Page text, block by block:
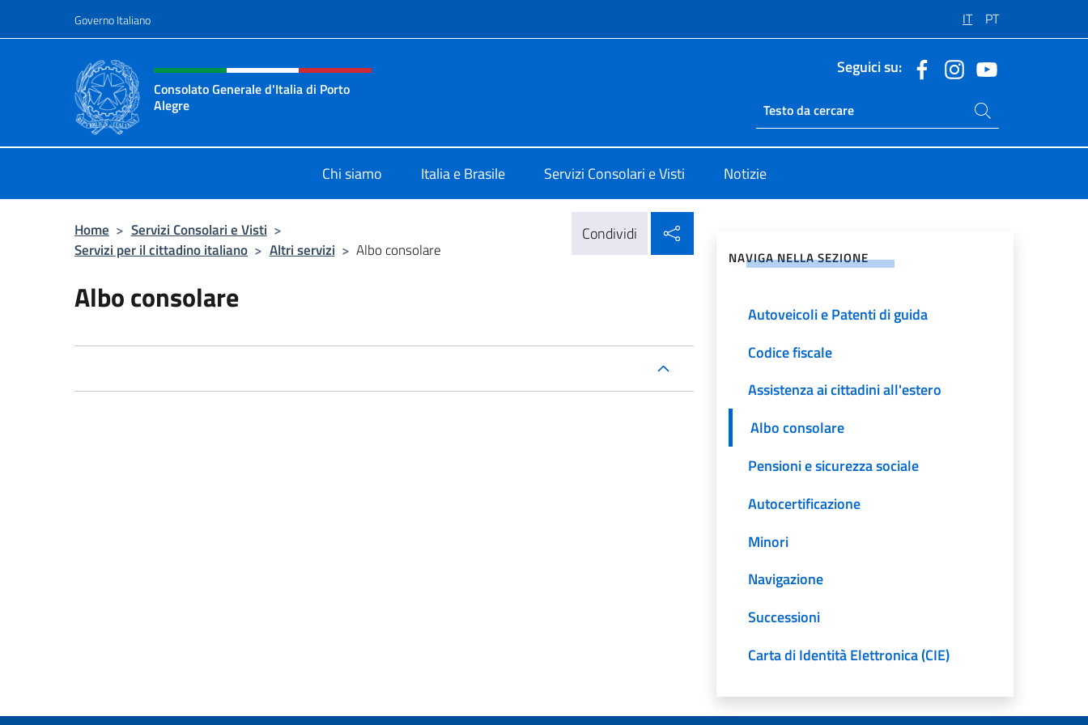
Governo Italiano IT PT
Intestazione sito, social e menù
Consolato Generale d'Italia di Porto
Alegre
Seguici su:
Ricerca sito live
Cerca nel sito
Chi siamo Italia e Brasile Servizi Consolari e Visti Notizie
Home > Servizi Consolari e Visti >
Servizi per il cittadino italiano > Altri servizi > Albo consolare
Condividi
Albo consolare
NAVIGA NELLA SEZIONE
Autoveicoli e Patenti di guida
Codice fiscale
Assistenza ai cittadini all'estero
Albo consolare
Pensioni e sicurezza sociale
Autocertificazione
Minori
Navigazione
Successioni
Carta di Identità Elettronica (CIE)